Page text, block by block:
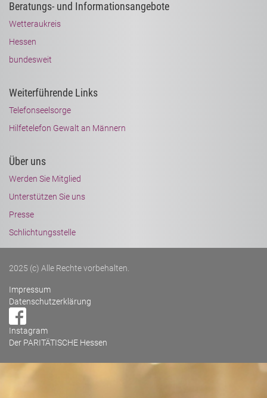
Beratungs- und Informationsangebote
Wetteraukreis
Hessen
bundesweit
Weiterführende Links
Telefonseelsorge
Hilfetelefon Gewalt an Männern
Über uns
Werden Sie Mitglied
Unterstützen Sie uns
Presse
Schlichtungsstelle
2025 (c) Alle Rechte vorbehalten.
Impressum
Datenschutzerklärung
Instagram
Der PARITÄTISCHE Hessen